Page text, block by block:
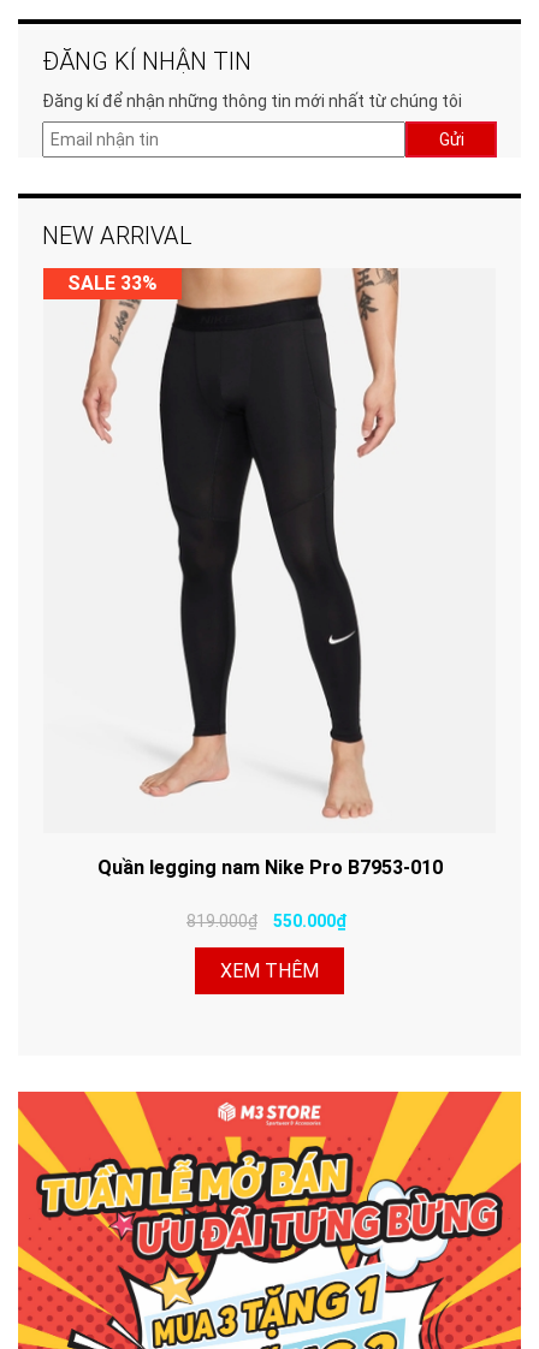
ĐĂNG KÍ NHẬN TIN
Đăng kí để nhận những thông tin mới nhất từ chúng tôi
Gửi
NEW ARRIVAL
SALE 33%
Quần legging nam Nike Pro B7953-010
819.000₫ 550.000₫
XEM THÊM